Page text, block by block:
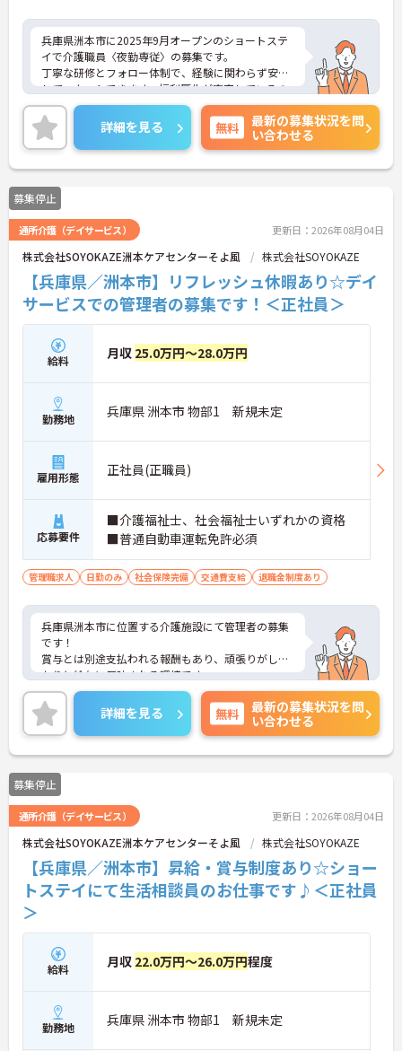
兵庫県洲本市に2025年9月オープンのショートステ
イで介護職員〈夜勤専従〉の募集です。
丁寧な研修とフォロー体制で、経験に関わらず安心
してスタートできます。福利厚生が充実しているの
は嬉しいポイントです◎
こちらの求人にご興味がございましたら面接のポイ
ントもお伝えしますので是非ご応募お待ちしており
ます。
詳細を見る 無料
最新の募集状況を問
い合わせる
募集停止
通所介護（デイサービス） 更新日：2026年08月04日
株式会社SOYOKAZE洲本ケアセンターそよ風 株式会社SOYOKAZE
【兵庫県／洲本市】リフレッシュ休暇あり☆デイ
サービスでの管理者の募集です！＜正社員＞
給料 月収 25.0万円～28.0万円
勤務地 兵庫県 洲本市 物部1 新規未定
雇用形態 正社員(正職員)
応募要件
■介護福祉士、社会福祉士いずれかの資格
■普通自動車運転免許必須
管理職求人 日勤のみ 社会保険完備 交通費支給 退職金制度あり
兵庫県洲本市に位置する介護施設にて管理者の募集
です！
賞与とは別途支払われる報酬もあり、頑張りがしっ
かりと給与に反映される環境です。
ご興味ある方には、面接対策ポイントなど、さらに
詳細をお話しいたしますのでお気軽にご相談くださ
い！
詳細を見る 無料
最新の募集状況を問
い合わせる
募集停止
通所介護（デイサービス） 更新日：2026年08月04日
株式会社SOYOKAZE洲本ケアセンターそよ風 株式会社SOYOKAZE
【兵庫県／洲本市】昇給・賞与制度あり☆ショー
トステイにて生活相談員のお仕事です♪＜正社員
＞
給料 月収 22.0万円～26.0万円程度
勤務地 兵庫県 洲本市 物部1 新規未定